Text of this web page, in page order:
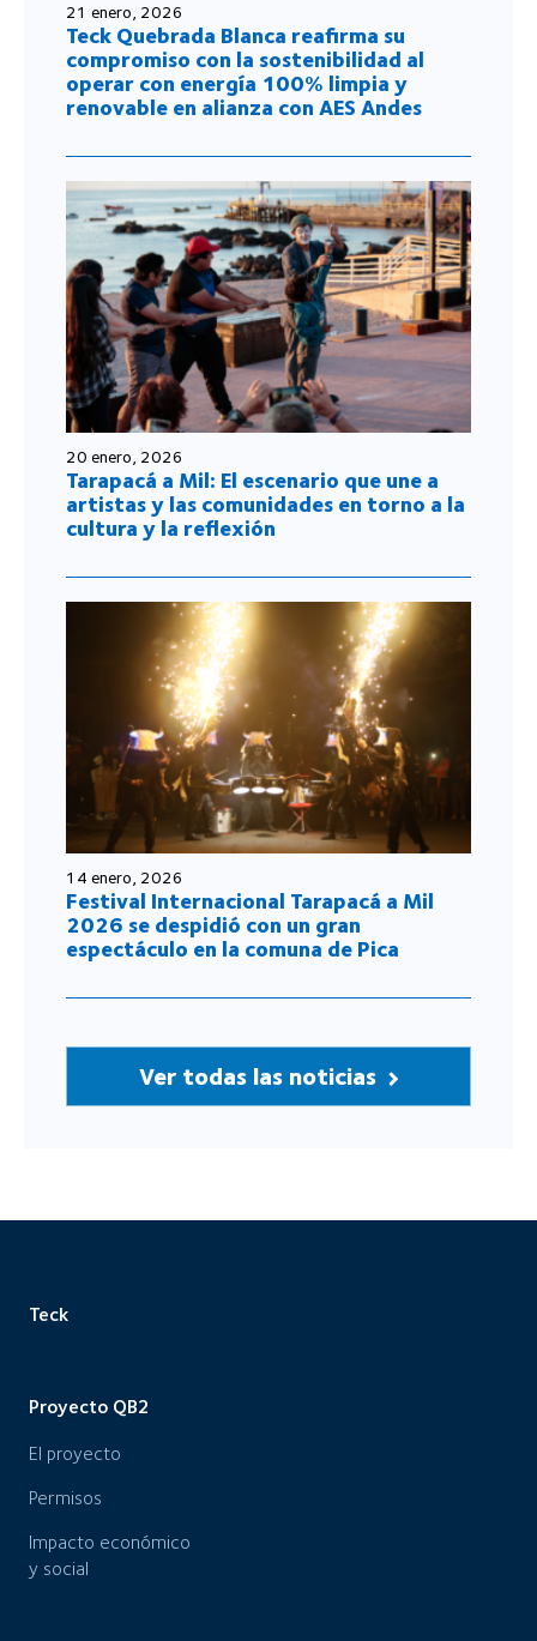
21 enero, 2026
Teck Quebrada Blanca reafirma su
compromiso con la sostenibilidad al
operar con energía 100% limpia y
renovable en alianza con AES Andes
20 enero, 2026
Tarapacá a Mil: El escenario que une a
artistas y las comunidades en torno a la
cultura y la reflexión
14 enero, 2026
Festival Internacional Tarapacá a Mil
2026 se despidió con un gran
espectáculo en la comuna de Pica
Ver todas las noticias
Teck
Proyecto QB2
El proyecto
Permisos
Impacto económico
y social